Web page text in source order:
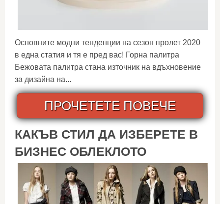
Основните модни тенденции на сезон пролет 2020
в една статия и тя е пред вас! Горна палитра
Бежовата палитра стана източник на вдъхновение
за дизайна на...
ПРОЧЕТЕТЕ ПОВЕЧЕ
КАКЪВ СТИЛ ДА ИЗБЕРЕТЕ В
БИЗНЕС ОБЛЕКЛОТО